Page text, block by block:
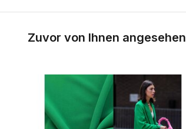
Zuvor von Ihnen angesehen